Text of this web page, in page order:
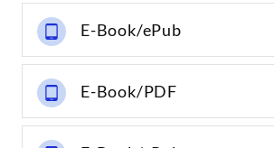
E-Book/ePub
E-Book/PDF